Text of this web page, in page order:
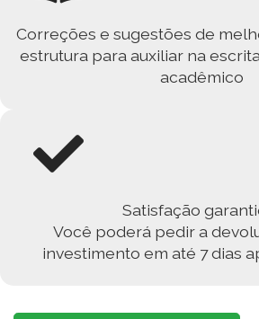
Correções e sugestões de
estrutura para auxiliar na
acadêmico
Satisfação
Você poderá pedir a
investimento em até 7 dias